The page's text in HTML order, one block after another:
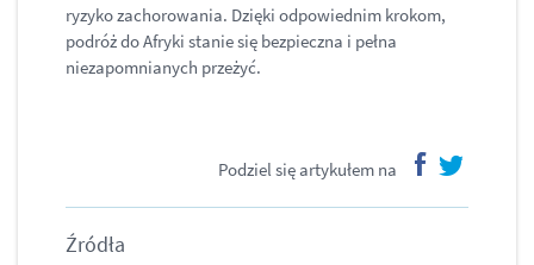
ryzyko zachorowania. Dzięki odpowiednim krokom,
podróż do Afryki stanie się bezpieczna i pełna
niezapomnianych przeżyć.
Podziel się artykułem na
Źródła